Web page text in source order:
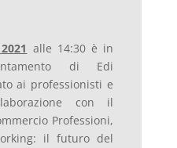
alle 14:30 è in
di Edi
ai professionisti e
con il
Professioni,
il futuro del